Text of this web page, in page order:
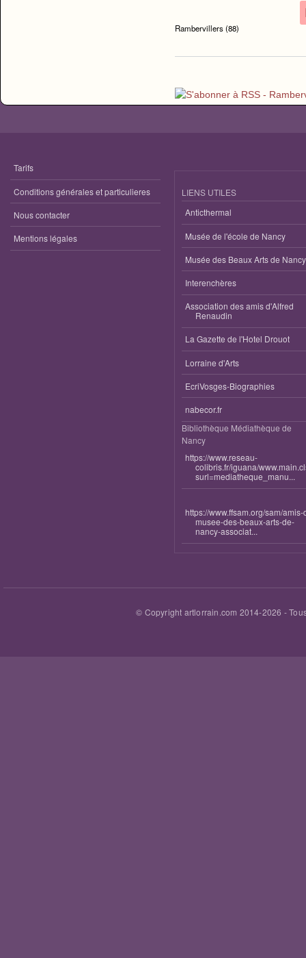
Rambervillers (88)
Tarifs
Conditions générales et particulieres
Nous contacter
Mentions légales
LIENS UTILES
Anticthermal
Musée de l'école de Nancy
Musée des Beaux Arts de Nancy
Interenchères
Association des amis d'Alfred
Renaudin
La Gazette de l'Hotel Drouot
Lorraine d'Arts
EcriVosges-Biographies
nabecor.fr
Bibliothèque Médiathèque de
Nancy
https://www.reseau-
colibris.fr/iguana/
surl=mediatheque_manu...
https://www.ffsam.org/sam/amis-
musee-des-beaux-arts-de-
nancy-associat...
© Copyright artlorrain.com 2014-2026 -